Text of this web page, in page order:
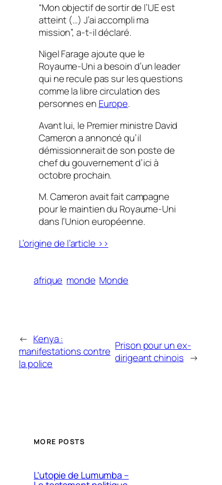
“Mon objectif de sortir de l’UE est
atteint (…) J’ai accompli ma
mission”, a-t-il déclaré.
Nigel Farage ajoute que le
Royaume-Uni a besoin d’un leader
qui ne recule pas sur les questions
comme la libre circulation des
personnes en Europe.
Avant lui, le Premier ministre David
Cameron a annoncé qu’il
démissionnerait de son poste de
chef du gouvernement d’ici à
octobre prochain.
M. Cameron avait fait campagne
pour le maintien du Royaume-Uni
dans l’Union européenne.
L’origine de l’article >>
afrique monde Monde
← Kenya :
manifestations contre
la police
Prison pour un ex-
dirigeant chinois →
MORE POSTS
L’utopie de Lumumba –